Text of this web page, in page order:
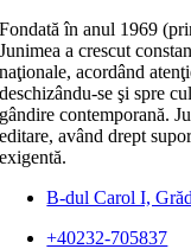
Fondată în anul 1969
Junimea a crescut
naţionale, acordând
deschizându-se şi spre
gândire contemporană.
editare, având drept
exigentă.
B-dul Carol I,
+40232-705837